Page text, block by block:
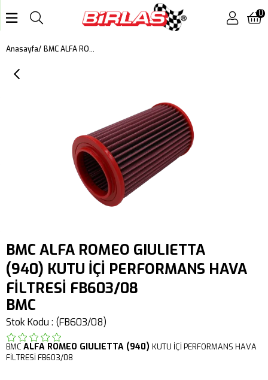
0
Anasayfa BMC ALFA ROMEO GIULIETTA (940) KUTU İÇİ PERFORMANS HAVA FİLTRESİ FB603/08
BMC ALFA ROMEO GIULIETTA
(940) KUTU İÇİ PERFORMANS HAVA
FİLTRESİ FB603/08
BMC
Stok Kodu (FB603/08)
BMC ALFA ROMEO GIULIETTA (940) KUTU İÇİ PERFORMANS HAVA
FİLTRESİ FB603/08